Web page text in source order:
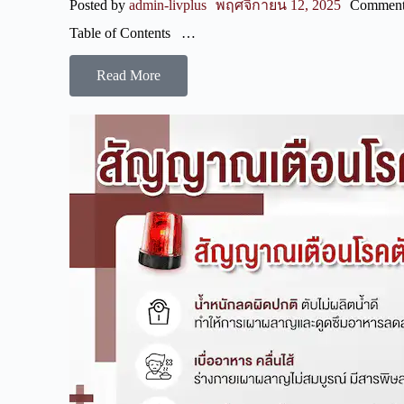
Posted byadmin-livplus พฤศจิกายน 12, 2025
Table of Contents …
Read More